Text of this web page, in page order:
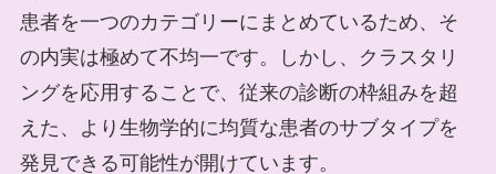
患者を一つのカテゴリーにまとめているため、そ
の内実は極めて不均一です。しかし、クラスタリ
ングを応用することで、従来の診断の枠組みを超
えた、より生物学的に均質な患者のサブタイプを
発見できる可能性が開けています。